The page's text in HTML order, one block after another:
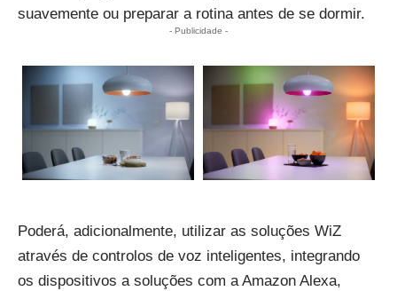
suavemente ou preparar a rotina antes de se dormir.
- Publicidade -
Poderá, adicionalmente, utilizar as soluções WiZ
através de controlos de voz inteligentes, integrando
os dispositivos a soluções com a Amazon Alexa,